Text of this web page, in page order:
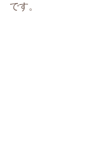
です。